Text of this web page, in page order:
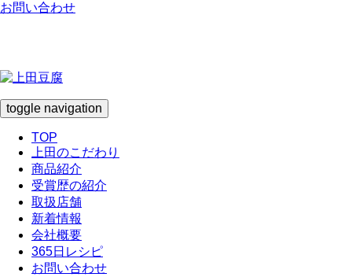
お問い合わせ
toggle navigation
TOP
上田のこだわり
商品紹介
受賞歴の紹介
取扱店舗
新着情報
会社概要
365日レシピ
お問い合わせ